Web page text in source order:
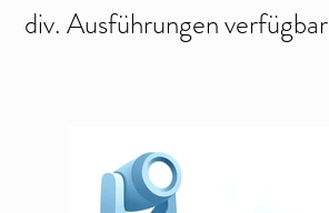
div. Ausführungen verfügbar